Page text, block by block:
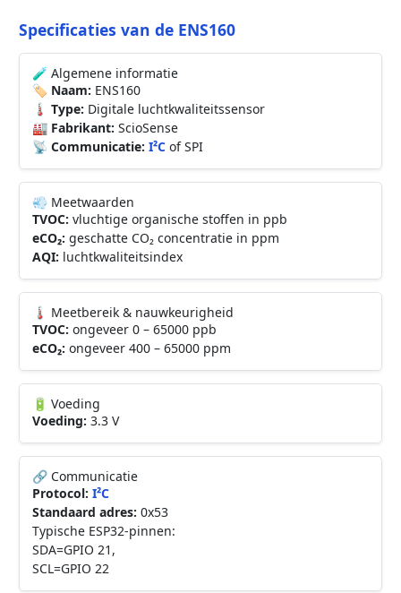
Specificaties van de ENS160
🧪 Algemene informatie
🏷️ Naam: ENS160
🌡️ Type: Digitale luchtkwaliteitssensor
🏭 Fabrikant: ScioSense
📡 Communicatie: I²C of SPI
💨 Meetwaarden
TVOC: vluchtige organische stoffen in ppb
eCO₂: geschatte CO₂ concentratie in ppm
AQI: luchtkwaliteitsindex
🌡️ Meetbereik & nauwkeurigheid
TVOC: ongeveer 0 – 65000 ppb
eCO₂: ongeveer 400 – 65000 ppm
🔋 Voeding
Voeding: 3.3 V
🔗 Communicatie
Protocol: I²C
Standaard adres: 0x53
Typische ESP32-pinnen:
SDA=GPIO 21,
SCL=GPIO 22